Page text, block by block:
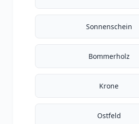
Sonnenschein
Bommerholz
Krone
Ostfeld